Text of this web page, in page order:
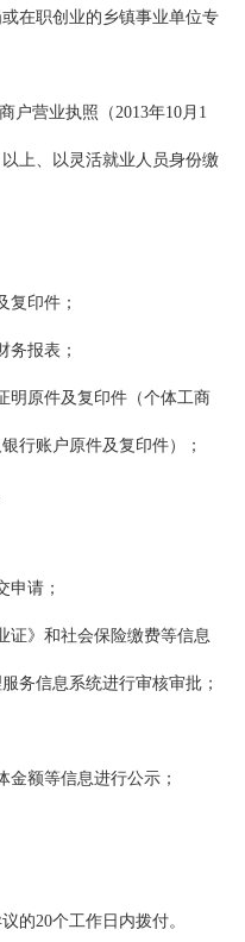
在职创业的乡镇事业单位专
户营业执照（2013年10月1
上、以灵活就业人员身份缴
复印件；
务报表；
明原件及复印件（个体工商
行账户原件及复印件）；
申请；
证》和社会保险缴费等信息
务信息系统进行审核审批；
金额等信息进行公示；
的20个工作日内拨付。